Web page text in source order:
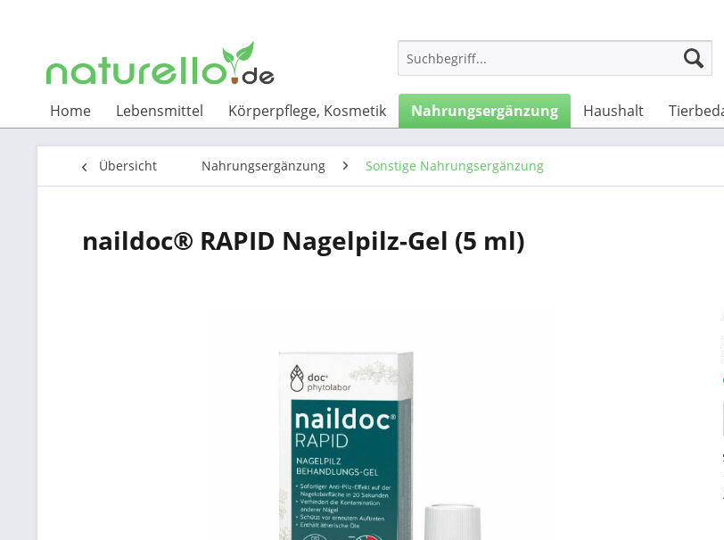
Home Lebensmittel Körperpflege, Kosmetik Nahrungsergänzung Haushalt
Übersicht Nahrungsergänzung Sonstige Nahrungsergänzung
naildoc® RAPID Nagelpilz-Gel (5 ml)